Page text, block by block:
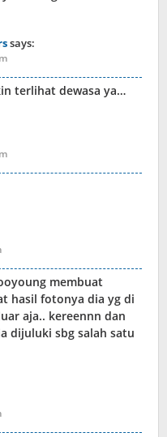
says:
terlihat dewasa ya…
membuat
hasil fotonya dia yg di
aja.. kereennn dan
dijuluki sbg salah satu